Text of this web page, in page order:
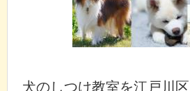
犬のしつけ教室を江戸川